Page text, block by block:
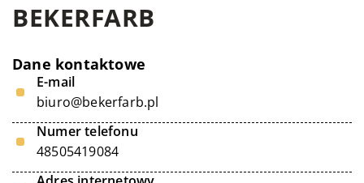
BEKERFARB
Dane kontaktowe
E-mail
biuro@bekerfarb.pl
Numer telefonu
48505419084